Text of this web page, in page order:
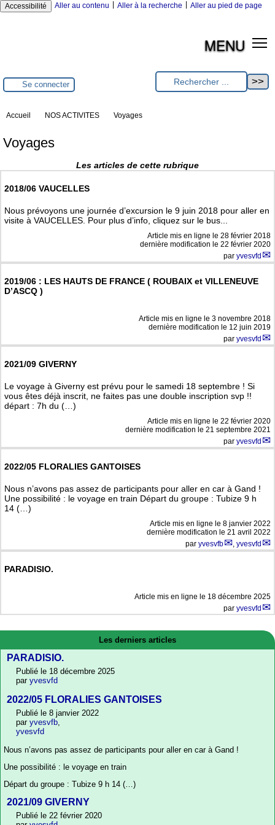
Accessibilité Aller au contenu Aller à la recherche Aller au pied de page
MENU
Se connecter
Accueil NOS ACTIVITES Voyages
Voyages
Les articles de cette rubrique
2018/06 VAUCELLES
Nous prévoyons une journée d’excursion le 9 juin 2018 pour aller en
visite à VAUCELLES. Pour plus d’info, cliquez sur le bus...
Article mis en ligne le 28 février 2018
dernière modification le 22 février 2020
par yvesvfd
2019/06 : LES HAUTS DE FRANCE ( ROUBAIX et VILLENEUVE
D’ASCQ )
Article mis en ligne le 3 novembre 2018
dernière modification le 12 juin 2019
par yvesvfd
2021/09 GIVERNY
Le voyage à Giverny est prévu pour le samedi 18 septembre ! Si
vous êtes déjà inscrit, ne faites pas une double inscription svp !!
départ : 7h du (…)
Article mis en ligne le 22 février 2020
dernière modification le 21 septembre 2021
par yvesvfd
2022/05 FLORALIES GANTOISES
Nous n’avons pas assez de participants pour aller en car à Gand !
Une possibilité : le voyage en train Départ du groupe : Tubize 9 h
14 (…)
Article mis en ligne le 8 janvier 2022
dernière modification le 21 avril 2022
par yvesvfb , yvesvfd
PARADISIO.
Article mis en ligne le 18 décembre 2025
par yvesvfd
Les derniers articles
PARADISIO.
Publié le 18 décembre 2025
par yvesvfd
2022/05 FLORALIES GANTOISES
Publié le 8 janvier 2022
par yvesvfb
yvesvfd
Nous n’avons pas assez de participants pour aller en car à Gand !
Une possibilité : le voyage en train
Départ du groupe : Tubize 9 h 14 (…)
2021/09 GIVERNY
Publié le 22 février 2020